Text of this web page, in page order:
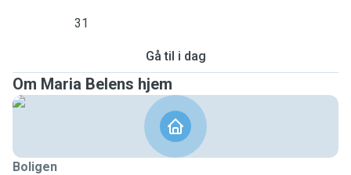
31
Gå til i dag
Om Maria Belens hjem
Boligen